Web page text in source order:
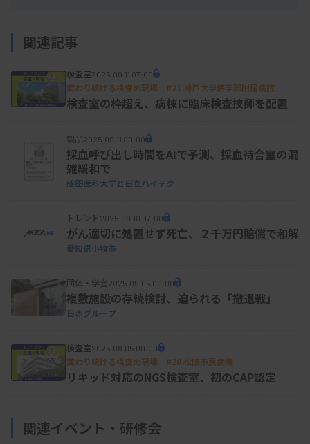
関連記事
検査室2025.09.11 07:00
変わり続ける検査の現場 #21 神戸大学医学部附属病院
検査室の枠超え、病棟に臨床検査技師を配置
製品2025.09.11 00:00
採血呼び出し時間をAIで予測、採血待合室の混
雑緩和で
藤田医科大学と日立ハイテク
トレンド 2025.09.10 07:00
がん適切に処置せず死亡、２千万円賠償で和解
愛知県小牧市
団体・学会2025.09.05 09:00
複数施設の存続検討、迫られる「撤退戦」
日赤グループ
検査室2025.08.05 00:00
変わり続ける検査の現場 #20 松阪市民病院
リキッド対応のNGS検査室、初のCAP認定
関連イベント・研修会